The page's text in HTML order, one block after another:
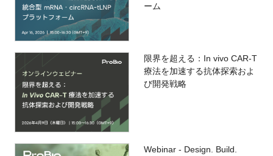
ーム
限界を超える：In vivo CAR‑T
療法を加速する抗体探索およ
び開発戦略
Webinar - Design. Build.